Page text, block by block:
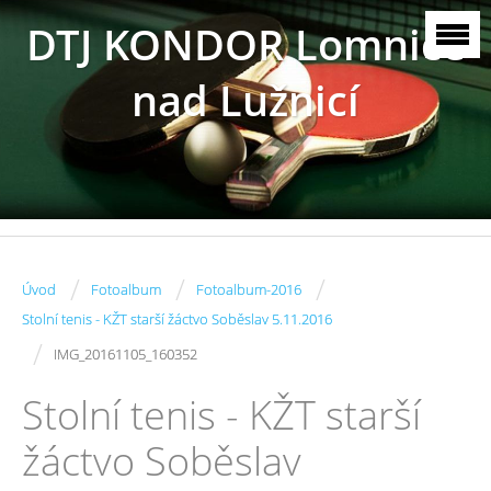
DTJ KONDOR Lomnice
nad Lužnicí
Úvod / Fotoalbum / Fotoalbum-2016 /
Stolní tenis - KŽT starší žáctvo Soběslav 5.11.2016
/ IMG_20161105_160352
Stolní tenis - KŽT starší
žáctvo Soběslav